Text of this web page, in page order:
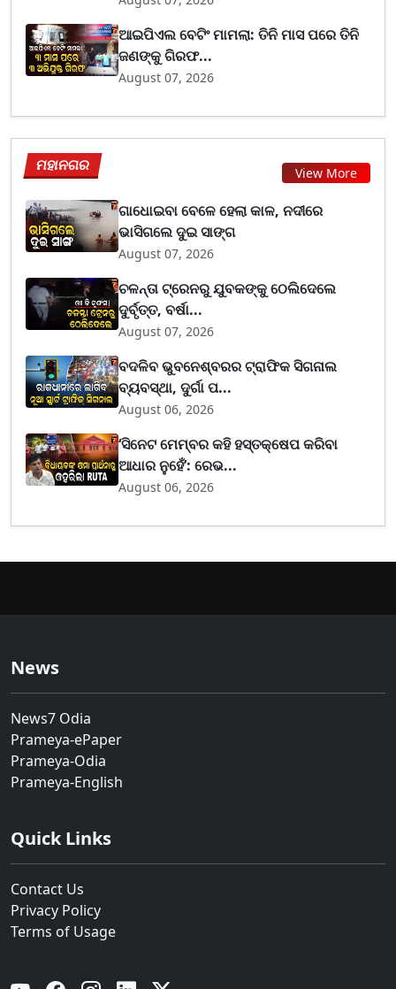
ଆଇପିଏଲ ବେଟିଂ ମାମଲା: ତିନି ମାସ ପରେ ତିନି
ଜଣଙ୍କୁ ଗିରଫ...
August 07, 2026
ମହାନଗର View More
ଗାଧୋଇବା ବେଳେ ହେଲା କାଳ, ନଦୀରେ
ଭାସିଗଲେ ଦୁଇ ସାଙ୍ଗ
August 07, 2026
ଚଳନ୍ତା ଟ୍ରେନରୁ ଯୁବକଙ୍କୁ ଠେଲିଦେଲେ
ଦୁର୍ବୃତ୍ତ, ବର୍ଷା...
August 07, 2026
ବଦଳିବ ଭୁବନେଶ୍ବରର ଟ୍ରାଫିକ ସିଗନାଲ
ବ୍ୟବସ୍ଥା, ଦୁର୍ଗା ପ...
August 06, 2026
‘ସିନେଟ ମେମ୍ବର କହି ହସ୍ତକ୍ଷେପ କରିବା
ଆଧାର ନୁହେଁ’: ରେଭ...
August 06, 2026
News
News7 Odia
Prameya-ePaper
Prameya-Odia
Prameya-English
Quick Links
Contact Us
Privacy Policy
Terms of Usage
YouTube Facebook Instagram Linkedin